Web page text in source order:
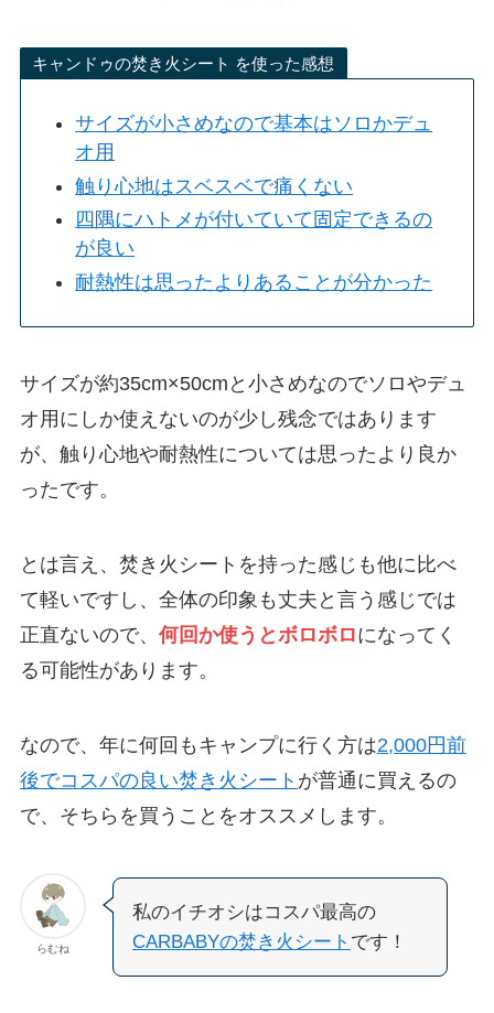
キャンドゥの焚き火シート を使った感想
サイズが小さめなので基本はソロかデュ
オ用
触り心地はスベスベで痛くない
四隅にハトメが付いていて固定できるの
が良い
耐熱性は思ったよりあることが分かった
サイズが約35cm×50cmと小さめなのでソロやデュ
オ用にしか使えないのが少し残念ではあります
が、触り心地や耐熱性については思ったより良か
ったです。
とは言え、焚き火シートを持った感じも他に比べ
て軽いですし、全体の印象も丈夫と言う感じでは
正直ないので、 何回か使うとボロボロになってく
る可能性があります。
なので、年に何回もキャンプに行く方は2,000円前
後でコスパの良い焚き火シート が普通に買えるの
で、そちらを買うことをオススメします。
らむね
私のイチオシはコスパ最高の
CARBABYの焚き火シート です！